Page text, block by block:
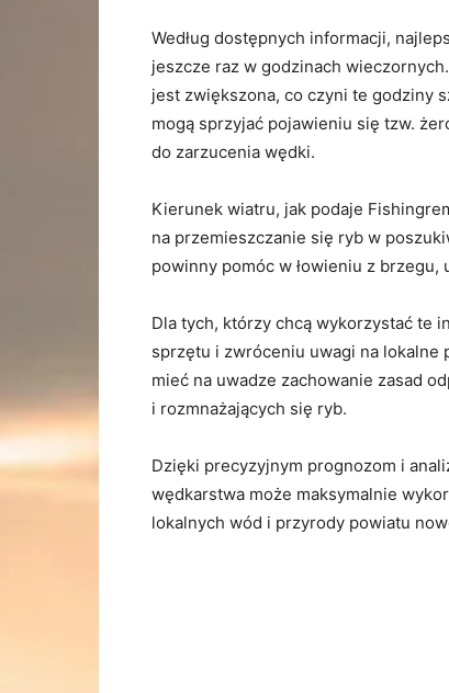
Według dostępnych informacji,
jeszcze raz w godzinach
jest zwiększona, co czyni te godziny
mogą sprzyjać pojawieniu się tzw.
do zarzucenia wędki.
Kierunek wiatru, jak podaje
na przemieszczanie się ryb w
powinny pomóc w łowieniu z
Dla tych, którzy chcą wykorzystać te
sprzętu i zwróceniu uwagi na
mieć na uwadze zachowanie zasad
i rozmnażających się ryb.
Dzięki precyzyjnym prognozom i
wędkarstwa może maksymalnie
lokalnych wód i przyrody powiatu